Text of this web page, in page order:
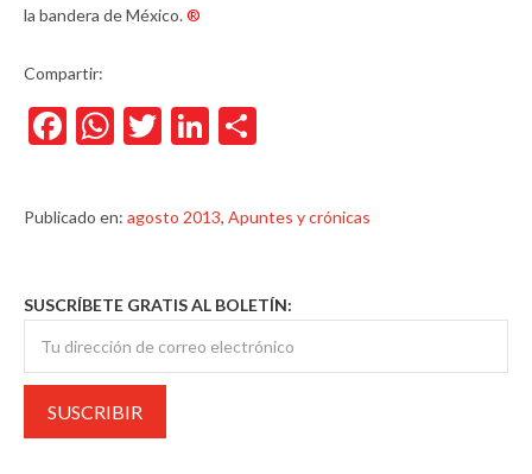
la bandera de México.®
Compartir:
Facebook
WhatsApp
TwitterLinkedIn
Publicado en: agosto 2013, Apuntes y crónicas
SUSCRÍBETE GRATIS AL BOLETÍN: